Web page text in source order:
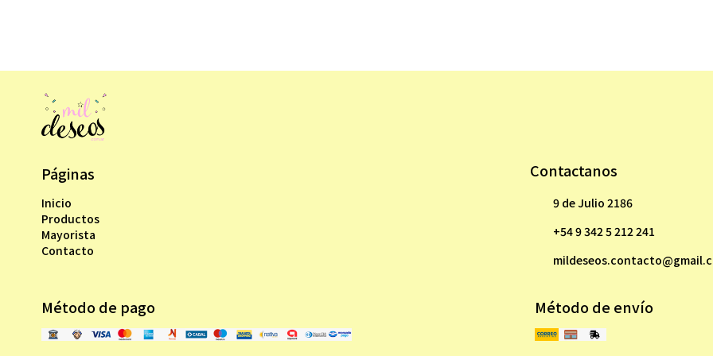
Páginas
Inicio
Productos
Mayorista
Contacto
Contactanos
9 de Julio 2186
+54 9 342 5 212 241
Método de pago Método de envío